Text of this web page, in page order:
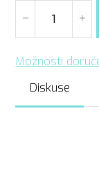
Možnosti
Diskuse